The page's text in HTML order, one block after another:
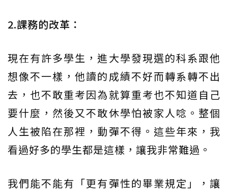
2.課務的改革：
現在有許多學生，進大學發現選的科系跟他
想像不一樣，他讀的成績不好而轉系轉不出
去，也不敢重考因為就算重考也不知道自己
要什麼，然後又不敢休學怕被家人唸。整個
人生被陷在那裡，動彈不得。這些年來，我
看過好多的學生都是這樣，讓我非常難過。
我們能不能有「更有彈性的畢業規定」，讓